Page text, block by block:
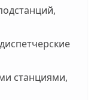
станциями,